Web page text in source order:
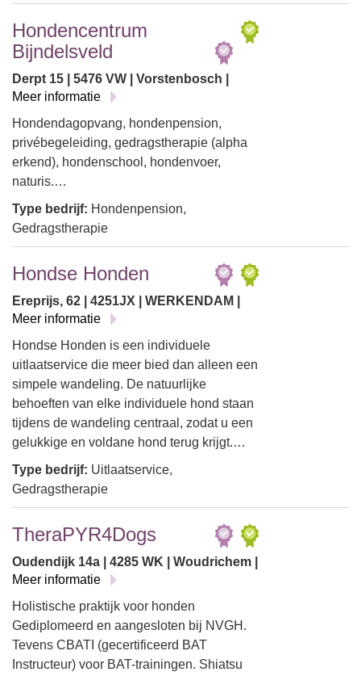
Hondencentrum
Bijndelsveld
Derpt 15 | 5476 VW | Vorstenbosch |
Meer informatie
Hondendagopvang, hondenpension,
privébegeleiding, gedragstherapie (alpha
erkend), hondenschool, hondenvoer,
naturis.…
Type bedrijf: Hondenpension,
Gedragstherapie
Hondse Honden
Ereprijs, 62 | 4251JX | WERKENDAM |
Meer informatie
Hondse Honden is een individuele
uitlaatservice die meer bied dan alleen een
simpele wandeling. De natuurlijke
behoeften van elke individuele hond staan
tijdens de wandeling centraal, zodat u een
gelukkige en voldane hond terug krijgt.…
Type bedrijf: Uitlaatservice,
Gedragstherapie
TheraPYR4Dogs
Oudendijk 14a | 4285 WK | Woudrichem |
Meer informatie
Holistische praktijk voor honden
Gediplomeerd en aangesloten bij NVGH.
Tevens CBATI (gecertificeerd BAT
Instructeur) voor BAT-trainingen. Shiatsu